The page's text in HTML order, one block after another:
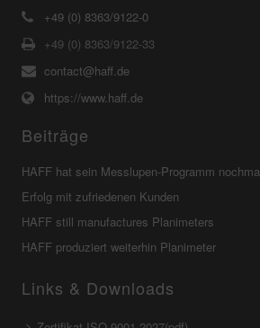
+49 (0) 8363/9122-0
+49 (0) 8363/9122-33
contact@haff.de
https://www.haff.de
Beiträge
HAFF hat sein Messlupen-Programm
Erfolg mit zufriedenen Kunden
HAFF still manufactures Planimeters
HAFF produziert weiterhin Planimeter
Links & Downloads